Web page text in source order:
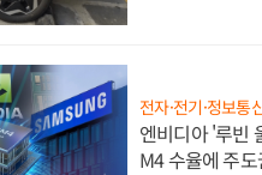
전자·전기·정보통
엔비디아 '루빈
M4 수율에 주